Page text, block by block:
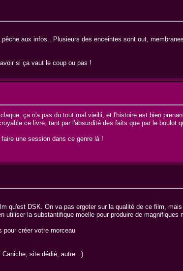
aux infos.. Plusieurs des enceintes sont out,
si ça vaut le coup ou pas !
ça n'a pas du tout mal vieilli, et l'histoire est bien
ce livre, tant par l'absurdité des faits que par le boulot
une session dans ce genre là !
qu'est DSK. On va pas ergoter sur la qualité de ce film,
la substantifique moelle pour produire de magnifiques
pour créer votre morceau
site dédié, autre...)